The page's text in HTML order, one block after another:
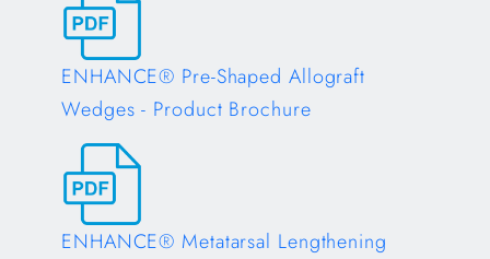
ENHANCE® Pre-Shaped Allograft
Wedges - Product Brochure
Opens in a new tab
ENHANCE® Metatarsal Lengthening